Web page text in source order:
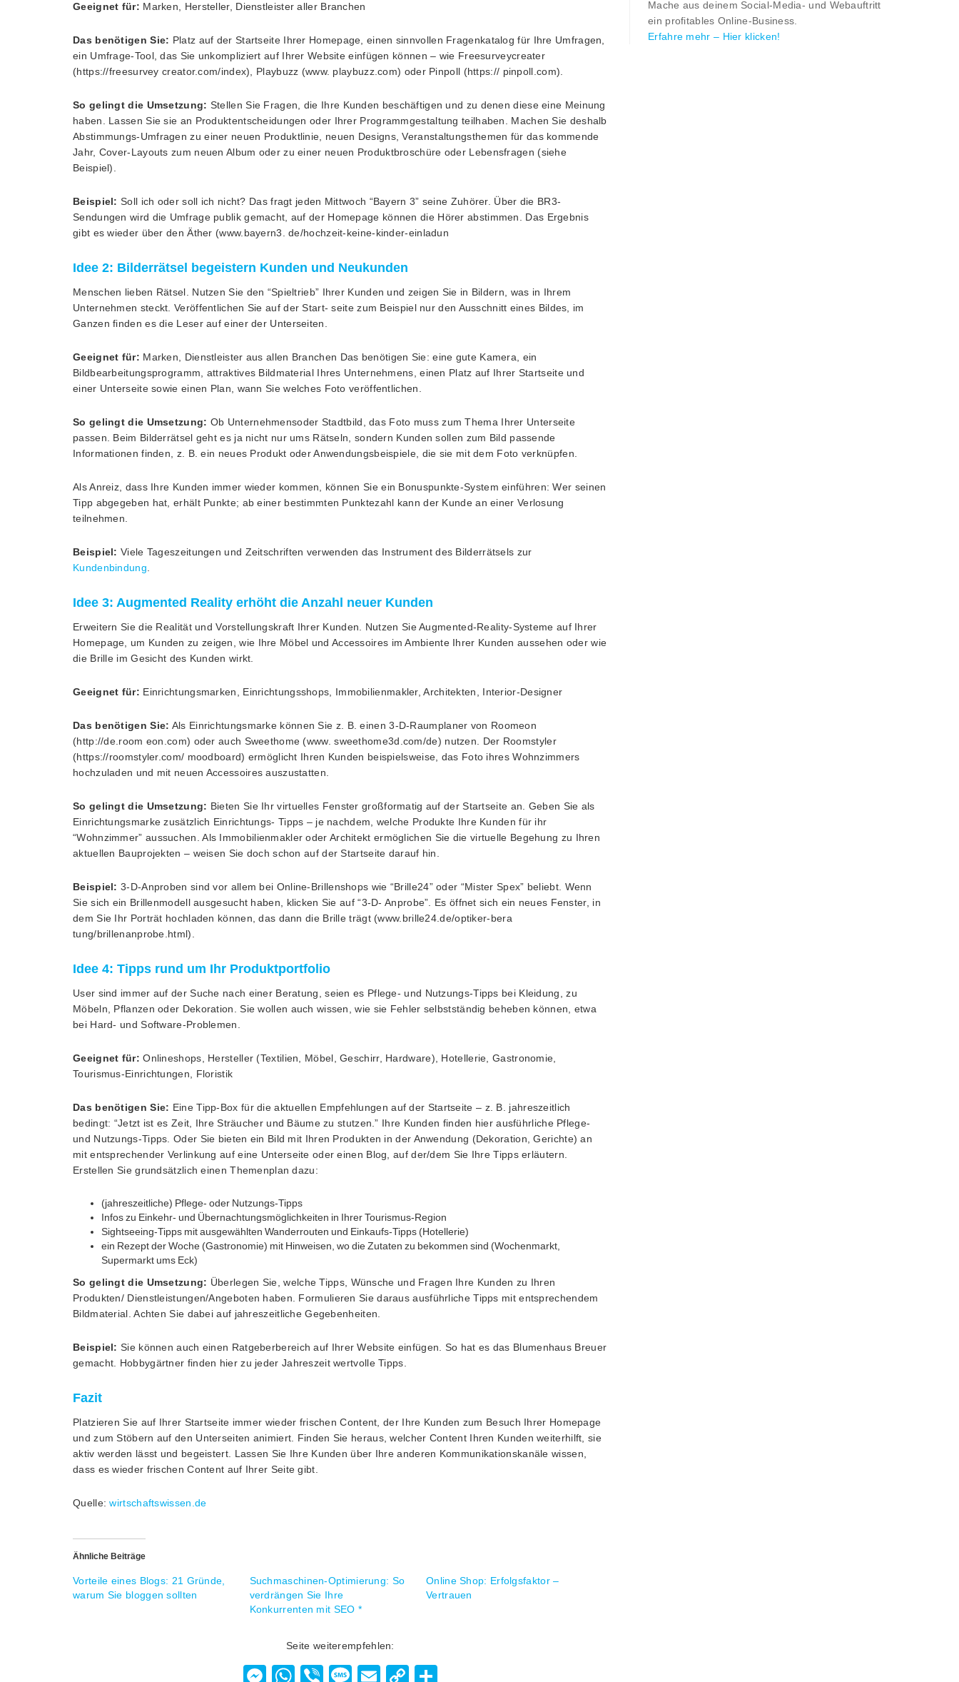
Geeignet für: Marken, Hersteller, Dienstleister aller Branchen
Das benötigen Sie: Platz auf der Startseite Ihrer Homepage, einen sinnvollen Fragenkatalog für Ihre Umfragen,
ein Umfrage-Tool, das Sie unkompliziert auf Ihrer Website einfügen können – wie Freesurveycreater
(https://freesurvey creator.com/index), Playbuzz (www. playbuzz.com) oder Pinpoll (https:// pinpoll.com).
So gelingt die Umsetzung: Stellen Sie Fragen, die Ihre Kunden beschäftigen und zu denen diese eine Meinung
haben. Lassen Sie sie an Produktentscheidungen oder Ihrer Programmgestaltung teilhaben. Machen Sie deshalb
Abstimmungs-Umfragen zu einer neuen Produktlinie, neuen Designs, Veranstaltungsthemen für das kommende
Jahr, Cover-Layouts zum neuen Album oder zu einer neuen Produktbroschüre oder Lebensfragen (siehe
Beispiel).
Beispiel: Soll ich oder soll ich nicht? Das fragt jeden Mittwoch “Bayern 3” seine Zuhörer. Über die BR3-
Sendungen wird die Umfrage publik gemacht, auf der Homepage können die Hörer abstimmen. Das Ergebnis
gibt es wieder über den Äther (www.bayern3. de/hochzeit-keine-kinder-einladun
Idee 2: Bilderrätsel begeistern Kunden und Neukunden
Menschen lieben Rätsel. Nutzen Sie den “Spieltrieb” Ihrer Kunden und zeigen Sie in Bildern, was in Ihrem
Unternehmen steckt. Veröffentlichen Sie auf der Start- seite zum Beispiel nur den Ausschnitt eines Bildes, im
Ganzen finden es die Leser auf einer der Unterseiten.
Geeignet für: Marken, Dienstleister aus allen Branchen Das benötigen Sie: eine gute Kamera, ein
Bildbearbeitungsprogramm, attraktives Bildmaterial Ihres Unternehmens, einen Platz auf Ihrer Startseite und
einer Unterseite sowie einen Plan, wann Sie welches Foto veröffentlichen.
So gelingt die Umsetzung: Ob Unternehmensoder Stadtbild, das Foto muss zum Thema Ihrer Unterseite
passen. Beim Bilderrätsel geht es ja nicht nur ums Rätseln, sondern Kunden sollen zum Bild passende
Informationen finden, z. B. ein neues Produkt oder Anwendungsbeispiele, die sie mit dem Foto verknüpfen.
Als Anreiz, dass Ihre Kunden immer wieder kommen, können Sie ein Bonuspunkte-System einführen: Wer seinen
Tipp abgegeben hat, erhält Punkte; ab einer bestimmten Punktezahl kann der Kunde an einer Verlosung
teilnehmen.
Beispiel: Viele Tageszeitungen und Zeitschriften verwenden das Instrument des Bilderrätsels zur
Kundenbindung.
Idee 3: Augmented Reality erhöht die Anzahl neuer Kunden
Erweitern Sie die Realität und Vorstellungskraft Ihrer Kunden. Nutzen Sie Augmented-Reality-Systeme auf Ihrer
Homepage, um Kunden zu zeigen, wie Ihre Möbel und Accessoires im Ambiente Ihrer Kunden aussehen oder wie
die Brille im Gesicht des Kunden wirkt.
Geeignet für: Einrichtungsmarken, Einrichtungsshops, Immobilienmakler, Architekten, Interior-Designer
Das benötigen Sie: Als Einrichtungsmarke können Sie z. B. einen 3-D-Raumplaner von Roomeon
(http://de.room eon.com) oder auch Sweethome (www. sweethome3d.com/de) nutzen. Der Roomstyler
(https://roomstyler.com/ moodboard) ermöglicht Ihren Kunden beispielsweise, das Foto ihres Wohnzimmers
hochzuladen und mit neuen Accessoires auszustatten.
So gelingt die Umsetzung: Bieten Sie Ihr virtuelles Fenster großformatig auf der Startseite an. Geben Sie als
Einrichtungsmarke zusätzlich Einrichtungs- Tipps – je nachdem, welche Produkte Ihre Kunden für ihr
“Wohnzimmer” aussuchen. Als Immobilienmakler oder Architekt ermöglichen Sie die virtuelle Begehung zu Ihren
aktuellen Bauprojekten – weisen Sie doch schon auf der Startseite darauf hin.
Beispiel: 3-D-Anproben sind vor allem bei Online-Brillenshops wie “Brille24” oder “Mister Spex” beliebt. Wenn
Sie sich ein Brillenmodell ausgesucht haben, klicken Sie auf “3-D- Anprobe”. Es öffnet sich ein neues Fenster, in
dem Sie Ihr Porträt hochladen können, das dann die Brille trägt (www.brille24.de/optiker-bera
tung/brillenanprobe.html).
Idee 4: Tipps rund um Ihr Produktportfolio
User sind immer auf der Suche nach einer Beratung, seien es Pflege- und Nutzungs-Tipps bei Kleidung, zu
Möbeln, Pflanzen oder Dekoration. Sie wollen auch wissen, wie sie Fehler selbstständig beheben können, etwa
bei Hard- und Software-Problemen.
Geeignet für: Onlineshops, Hersteller (Textilien, Möbel, Geschirr, Hardware), Hotellerie, Gastronomie,
Tourismus-Einrichtungen, Floristik
Das benötigen Sie: Eine Tipp-Box für die aktuellen Empfehlungen auf der Startseite – z. B. jahreszeitlich
bedingt: “Jetzt ist es Zeit, Ihre Sträucher und Bäume zu stutzen.” Ihre Kunden finden hier ausführliche Pflege-
und Nutzungs-Tipps. Oder Sie bieten ein Bild mit Ihren Produkten in der Anwendung (Dekoration, Gerichte) an
mit entsprechender Verlinkung auf eine Unterseite oder einen Blog, auf der/dem Sie Ihre Tipps erläutern.
Erstellen Sie grundsätzlich einen Themenplan dazu:
(jahreszeitliche) Pflege- oder Nutzungs-Tipps
Infos zu Einkehr- und Übernachtungsmöglichkeiten in Ihrer Tourismus-Region
Sightseeing-Tipps mit ausgewählten Wanderrouten und Einkaufs-Tipps (Hotellerie)
ein Rezept der Woche (Gastronomie) mit Hinweisen, wo die Zutaten zu bekommen sind (Wochenmarkt,
Supermarkt ums Eck)
So gelingt die Umsetzung: Überlegen Sie, welche Tipps, Wünsche und Fragen Ihre Kunden zu Ihren
Produkten/ Dienstleistungen/Angeboten haben. Formulieren Sie daraus ausführliche Tipps mit entsprechendem
Bildmaterial. Achten Sie dabei auf jahreszeitliche Gegebenheiten.
Beispiel: Sie können auch einen Ratgeberbereich auf Ihrer Website einfügen. So hat es das Blumenhaus Breuer
gemacht. Hobbygärtner finden hier zu jeder Jahreszeit wertvolle Tipps.
Fazit
Platzieren Sie auf Ihrer Startseite immer wieder frischen Content, der Ihre Kunden zum Besuch Ihrer Homepage
und zum Stöbern auf den Unterseiten animiert. Finden Sie heraus, welcher Content Ihren Kunden weiterhilft, sie
aktiv werden lässt und begeistert. Lassen Sie Ihre Kunden über Ihre anderen Kommunikationskanäle wissen,
dass es wieder frischen Content auf Ihrer Seite gibt.
Quelle:wirtschaftswissen.de
Ähnliche Beiträge
Vorteile eines Blogs: 21 Gründe,
warum Sie bloggen sollten
Suchmaschinen-Optimierung: So
verdrängen Sie Ihre
Konkurrenten mit SEO *
Online Shop: Erfolgsfaktor –
Vertrauen
Seite weiterempfehlen:
Messenger
WhatsApp
ViberMessage
EmailCopy
Mache aus deinem Social-Media- und Webauftritt
ein profitables Online-Business.
Erfahre mehr – Hier klicken!